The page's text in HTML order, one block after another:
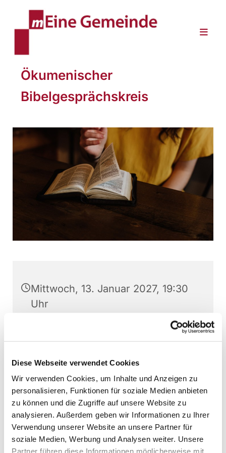
Diese Webseite verwendet Cookies
Wir verwenden Cookies, um Inhalte und Anzeigen zu
personalisieren, Funktionen für soziale Medien anbieten
zu können und die Zugriffe auf unsere Website zu
analysieren. Außerdem geben wir Informationen zu Ihrer
Verwendung unserer Website an unsere Partner für
soziale Medien, Werbung und Analysen weiter. Unsere
Partner führen diese Informationen möglicherweise mit
Ökumenischer
Bibelgesprächskreis
Mittwoch, 13. Januar 2027, 19:30
Uhr
48268 Greven